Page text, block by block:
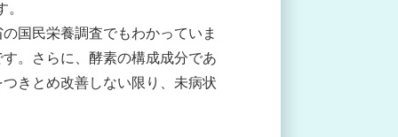
国民栄養調査でもわかっていま
。さらに、酵素の構成成分であ
きとめ改善しない限り、未病状